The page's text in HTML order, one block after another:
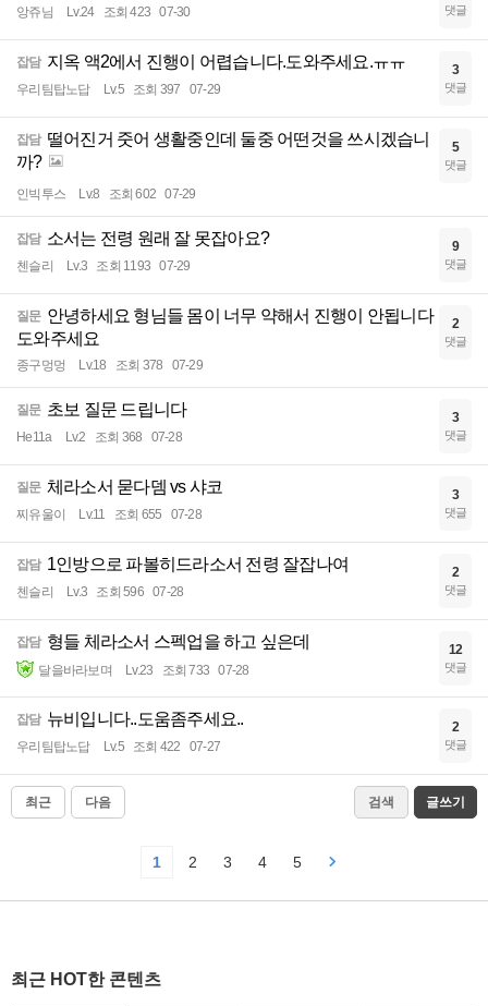
앙쥬님 Lv.24 조회 423 07-30 댓글
잡담 지옥 액2에서 진행이 어렵습니다.도와주세요.ㅠㅠ
우리팀탑노답 Lv.5 조회 397 07-29
3
댓글
잡담 떨어진거 줏어 생활중인데 둘중 어떤것을 쓰시겠습니
까?
인빅투스 Lv.8 조회 602 07-29
5
댓글
잡담 소서는 전령 원래 잘 못잡아요?
첸슬리 Lv.3 조회 1193 07-29
9
댓글
질문 안녕하세요 형님들 몸이 너무 약해서 진행이 안됩니다
도와주세요
종구멍멍 Lv.18 조회 378 07-29
2
댓글
질문 초보 질문 드립니다
He11a Lv.2 조회 368 07-28
3
댓글
질문 체라소서 묻다뎀 vs 샤코
찌유울이 Lv.11 조회 655 07-28
3
댓글
잡담 1인방으로 파볼히드라소서 전령 잘잡나여
첸슬리 Lv.3 조회 596 07-28
2
댓글
잡담 형들 체라소서 스펙업을 하고 싶은데
달을바라보며 Lv.23 조회 733 07-28
12
댓글
잡담 뉴비입니다..도움좀주세요..
우리팀탑노답 Lv.5 조회 422 07-27
2
댓글
최근 다음 검색 글쓰기
1 2 3 4 5
최근 HOT한 콘텐츠